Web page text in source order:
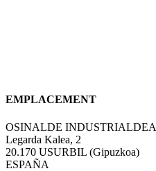
EMPLACEMENT
OSINALDE INDUSTRIALDEA
Legarda Kalea, 2
20.170 USURBIL (Gipuzkoa)
ESPAÑA